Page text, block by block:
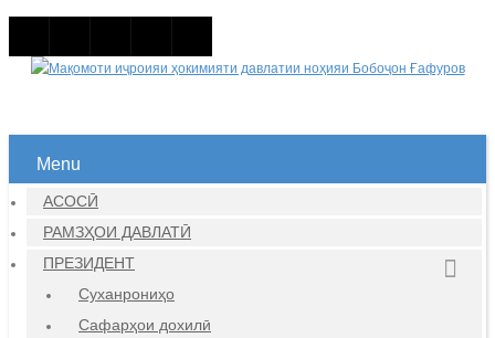
Menu
АСОСӢ
РАМЗҲОИ ДАВЛАТӢ
ПРЕЗИДЕНТ
Суханрониҳо
Сафарҳои дохилӣ